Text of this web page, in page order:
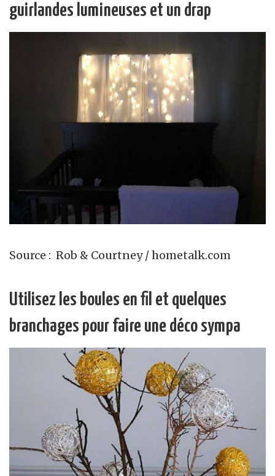
guirlandes lumineuses et un drap
Source : Rob & Courtney / hometalk.com
Utilisez les boules en fil et quelques
branchages pour faire une déco sympa